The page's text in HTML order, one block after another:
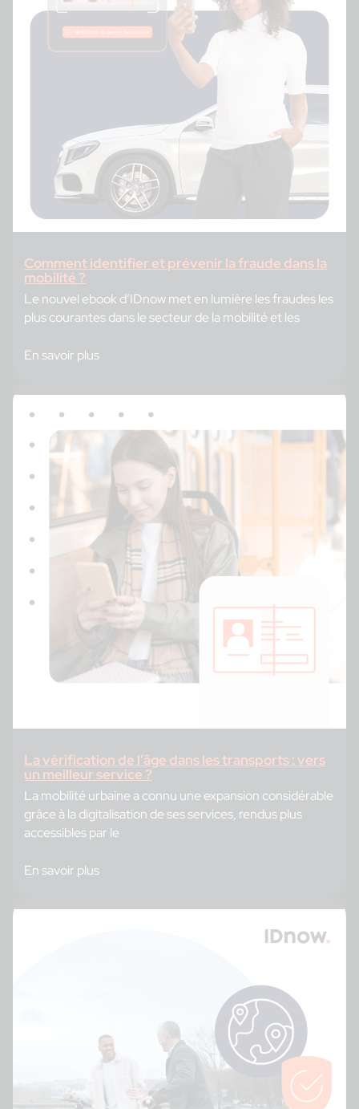
Comment identifier et prévenir la fraude dans la
mobilité ?
Le nouvel ebook d’IDnow met en lumière les fraudes les
plus courantes dans le secteur de la mobilité et les
En savoir plus
La vérification de l’âge dans les transports : vers
un meilleur service ?
La mobilité urbaine a connu une expansion considérable
grâce à la digitalisation de ses services, rendus plus
accessibles par le
En savoir plus